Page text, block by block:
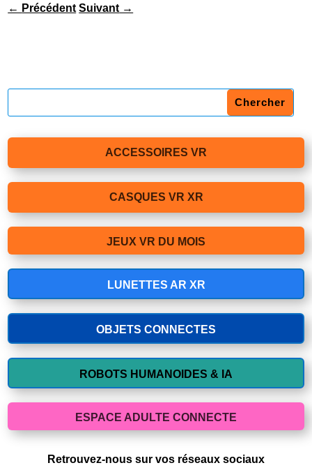
← Précédent Suivant →
ACCESSOIRES VR
CASQUES VR XR
JEUX VR DU MOIS
LUNETTES AR XR
OBJETS CONNECTES
ROBOTS HUMANOIDES & IA
ESPACE ADULTE CONNECTE
Retrouvez-nous sur vos réseaux sociaux